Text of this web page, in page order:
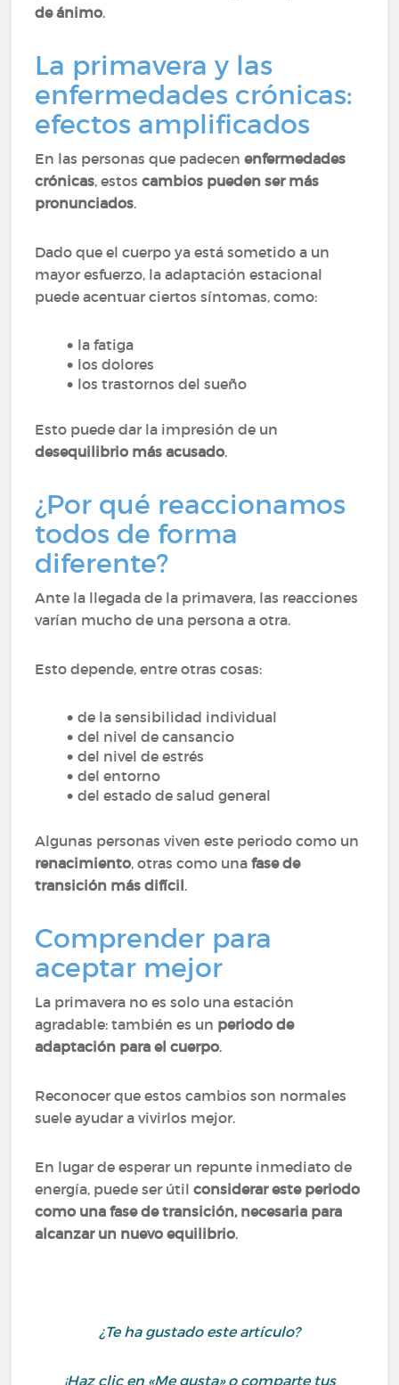
de ánimo.
La primavera y las
enfermedades crónicas:
efectos amplificados
En las personas que padecenenfermedades
crónicas, estoscambios pueden ser más
pronunciados.
Dado que el cuerpo ya está sometido a un
mayor esfuerzo, la adaptación estacional
puede acentuar ciertos síntomas, como:
la fatiga
los dolores
los trastornos del sueño
Esto puede dar la impresión de un
desequilibrio más acusado.
¿Por qué reaccionamos
todos de forma
diferente?
Ante la llegada de la primavera, las reacciones
varían mucho de una persona a otra.
Esto depende, entre otras cosas:
de la sensibilidad individual
del nivel de cansancio
del nivel de estrés
del entorno
del estado de salud general
Algunas personas viven este periodo como un
renacimiento, otras como unafase de
transición más difícil.
Comprender para
aceptar mejor
La primavera no es solo una estación
agradable: también es un periodo de
adaptación para el cuerpo.
Reconocer que estos cambios son normales
suele ayudar a vivirlos mejor.
En lugar de esperar un repunte inmediato de
energía, puede ser útilconsiderar este periodo
como una fase de transición, necesaria para
alcanzar un nuevo equilibrio.
¿Te ha gustado este artículo?
¡Haz clic en «Me gusta» o comparte tus